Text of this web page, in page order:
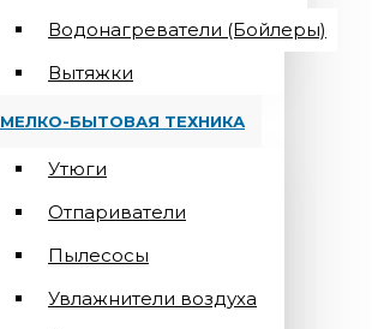
Водонагреватели (Бойлеры)
Вытяжки
МЕЛКО-БЫТОВАЯ ТЕХНИКА
Утюги
Отпариватели
Пылесосы
Увлажнители воздуха